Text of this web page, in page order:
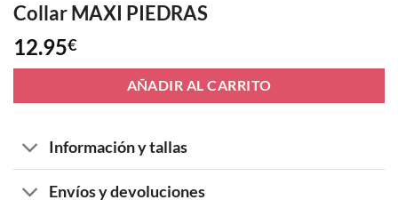
Collar MAXI PIEDRAS
12.95€
AÑADIR AL CARRITO
Información y tallas
Envíos y devoluciones